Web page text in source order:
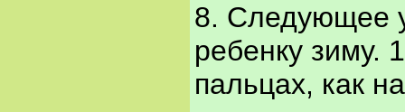
8. Следующее
ребенку зиму.
пальцах, как